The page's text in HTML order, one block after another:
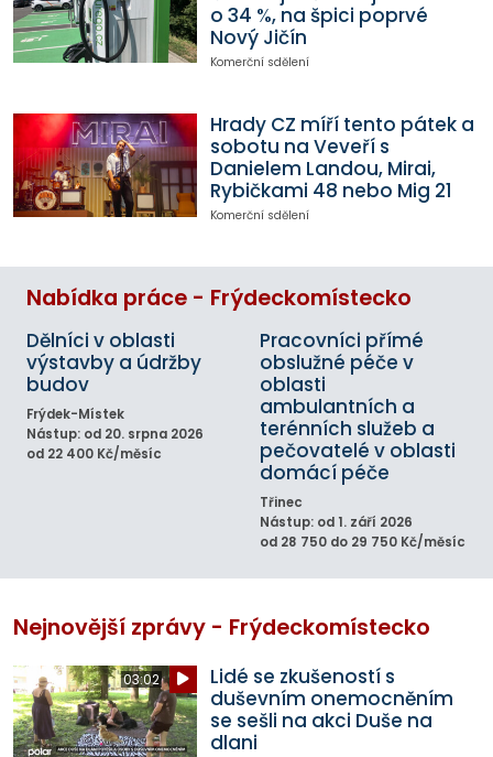
o 34 %, na špici poprvé
Nový Jičín
Komerční sdělení
Hrady CZ míří tento pátek a
sobotu na Veveří s
Danielem Landou, Mirai,
Rybičkami 48 nebo Mig 21
Komerční sdělení
Nabídka práce - Frýdeckomístecko
Dělníci v oblasti
výstavby a údržby
budov
Frýdek-Místek
Nástup: od 20. srpna 2026
od 22 400 Kč/měsíc
Pracovníci přímé
obslužné péče v
oblasti
ambulantních a
terénních služeb a
pečovatelé v oblasti
domácí péče
Třinec
Nástup: od 1. září 2026
od 28 750 do 29 750 Kč/měsíc
Nejnovější zprávy - Frýdeckomístecko
03:02
Lidé se zkušeností s
duševním onemocněním
se sešli na akci Duše na
dlani